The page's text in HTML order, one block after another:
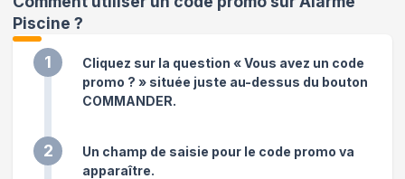
Piscine ?
1
Cliquez sur la question « Vous avez un code
promo ? » située juste au-dessus du bouton
COMMANDER.
2
Un champ de saisie pour le code promo va
apparaître.